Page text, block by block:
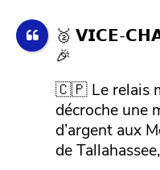
🥈 𝗩𝗜𝗖𝗘-
🎉
🇨🇵 Le relais
décroche une
d’argent aux
de